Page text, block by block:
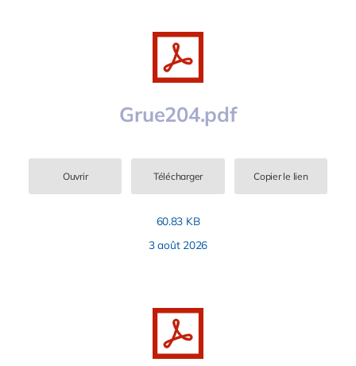
Grue204.pdf
Ouvrir Télécharger Copier le lien
60.83 KB
3 août 2026